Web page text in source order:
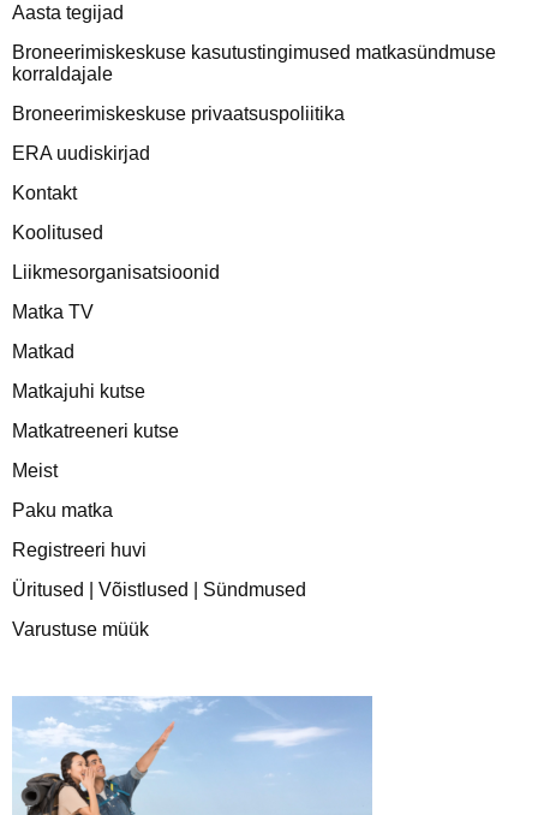
Aasta tegijad
Broneerimiskeskuse kasutustingimused matkasündmuse
korraldajale
Broneerimiskeskuse privaatsuspoliitika
ERA uudiskirjad
Kontakt
Koolitused
Liikmesorganisatsioonid
Matka TV
Matkad
Matkajuhi kutse
Matkatreeneri kutse
Meist
Paku matka
Registreeri huvi
Üritused | Võistlused | Sündmused
Varustuse müük